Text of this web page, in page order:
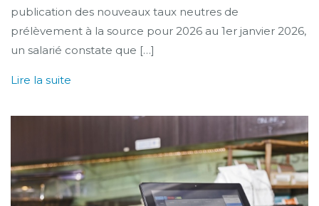
publication des nouveaux taux neutres de
prélèvement à la source pour 2026 au 1er janvier 2026,
un salarié constate que […]
Lire la suite